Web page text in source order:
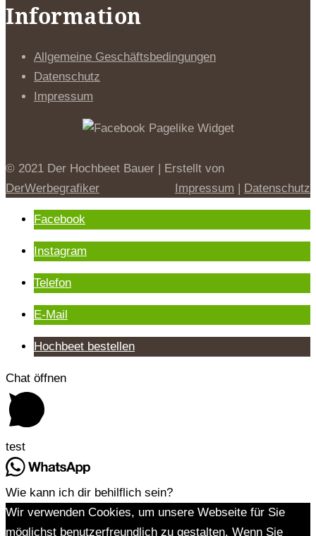
Information
Allgemeine Geschäftsbedingungen
Datenschutz
Impressum
© 2021 Der Hochbeet Bauer | Erstellt von
DerWerbegrafiker
Impressum | Datenschutz
Facebook
Instagram
Telefon
E-Mail
Hochbeet bestellen
Chat öffnen
test
Wie kann ich dir behilflich sein?
Wir verwenden Cookies, um unsere Webseite für Sie
möglichst benutzerfreundlich zu gestalten. Wenn Sie